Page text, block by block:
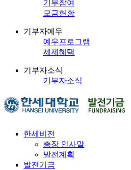
기부참여
모금현황
기부자예우
예우프로그램
세제혜택
기부자소식
기부자소식
한세비전
총장 인사말
발전계획
발전기금